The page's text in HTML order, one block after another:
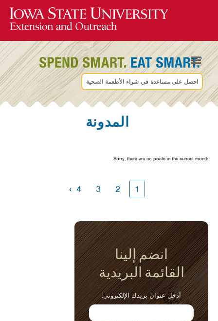
احصل على مساعدة في شراء الأطعمة الصحية
المدونة
Sorry, there are no posts in the current month.
1
2
3
4
›
انضم إلينا
القائمة البريدية
أدخل عنوان بريدك الإلكتروني: